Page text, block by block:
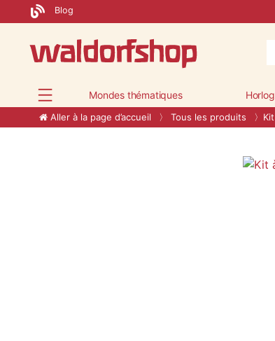
Blog
Mondes thématiques
Aller à la page d’accueil Tous les produits